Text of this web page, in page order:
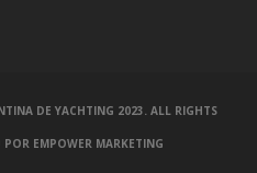
DE YACHTING 2023. ALL RIGHTS
POR EMPOWER MARKETING